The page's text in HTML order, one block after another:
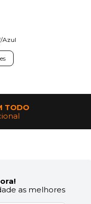
Azul
TODO
as melhores